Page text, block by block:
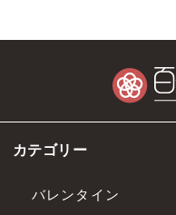
カテゴリー
バレンタイン